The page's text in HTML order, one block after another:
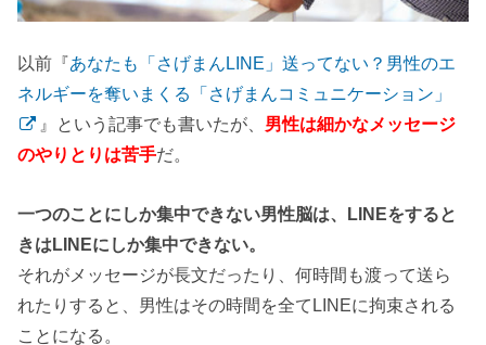
以前『あなたも「さげまんLINE」送ってない？男性のエ
ネルギーを奪いまくる「さげまんコミュニケーション」
』という記事でも書いたが、 男性は細かなメッセージ
のやりとりは苦手だ。
一つのことにしか集中できない男性脳は、LINEをすると
きはLINEにしか集中できない。
それがメッセージが長文だったり、何時間も渡って送ら
れたりすると、男性はその時間を全てLINEに拘束される
ことになる。